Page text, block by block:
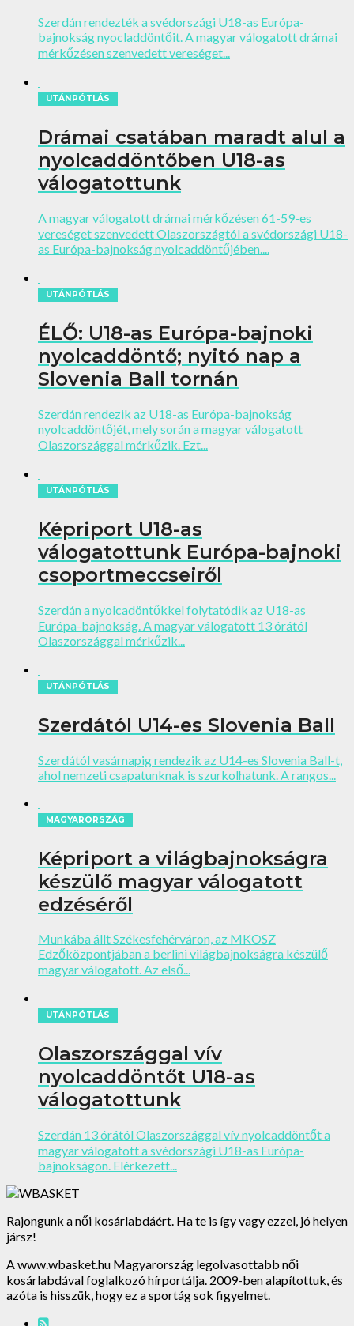
Szerdán rendezték a svédországi U18-as Európa-
bajnokság nyocladdöntőit. A magyar válogatott drámai
mérkőzésen szenvedett vereséget...
UTÁNPÓTLÁS
Drámai csatában maradt alul a
nyolcaddöntőben U18-as
válogatottunk
A magyar válogatott drámai mérkőzésen 61-59-es
vereséget szenvedett Olaszországtól a svédországi U18-
as Európa-bajnokság nyolcaddöntőjében....
UTÁNPÓTLÁS
ÉLŐ: U18-as Európa-bajnoki
nyolcaddöntő; nyitó nap a
Slovenia Ball tornán
Szerdán rendezik az U18-as Európa-bajnokság
nyolcaddöntőjét, mely során a magyar válogatott
Olaszországgal mérkőzik. Ezt...
UTÁNPÓTLÁS
Képriport U18-as
válogatottunk Európa-bajnoki
csoportmeccseiről
Szerdán a nyolcadöntőkkel folytatódik az U18-as
Európa-bajnokság. A magyar válogatott 13 órától
Olaszországgal mérkőzik...
UTÁNPÓTLÁS
Szerdától U14-es Slovenia Ball
Szerdától vasárnapig rendezik az U14-es Slovenia Ball-t,
ahol nemzeti csapatunknak is szurkolhatunk. A rangos...
MAGYARORSZÁG
Képriport a világbajnokságra
készülő magyar válogatott
edzéséről
Munkába állt Székesfehérváron, az MKOSZ
Edzőközpontjában a berlini világbajnokságra készülő
magyar válogatott. Az első...
UTÁNPÓTLÁS
Olaszországgal vív
nyolcaddöntőt U18-as
válogatottunk
Szerdán 13 órától Olaszországgal vív nyolcaddöntőt a
magyar válogatott a svédországi U18-as Európa-
bajnokságon. Elérkezett...
Rajongunk a női kosárlabdáért. Ha te is így vagy ezzel, jó helyen
jársz!
A www.wbasket.hu Magyarország legolvasottabb női
kosárlabdával foglalkozó hírportálja. 2009-ben alapítottuk, és
azóta is hisszük, hogy ez a sportág sok figyelmet.